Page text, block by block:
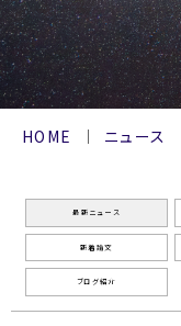
HOME ニュース
最新ニュース
新着論文
ブログ紹介